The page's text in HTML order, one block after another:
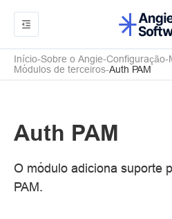
Início Sobre o Angie Configuração
Módulos de terceiros Auth PAM
Auth PAM
O módulo adiciona suporte
PAM.